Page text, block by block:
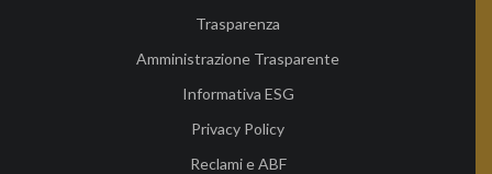
Trasparenza
Amministrazione Trasparente
Informativa ESG
Privacy Policy
Reclami e ABF